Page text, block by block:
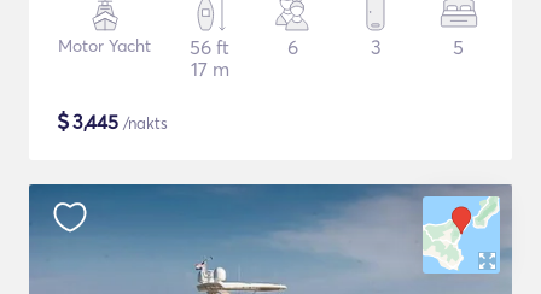
Motor Yacht
56 ft
17 m
6 3 5
$3,445 /nakts